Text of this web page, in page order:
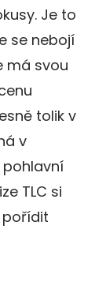
Je to
se nebojí
má svou
tolik v
v
TLC si